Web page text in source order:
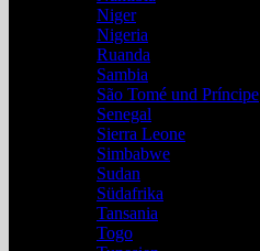
Niger
Nigeria
Ruanda
Sambia
São Tomé und Príncipe
Senegal
Sierra Leone
Simbabwe
Sudan
Südafrika
Tansania
Togo